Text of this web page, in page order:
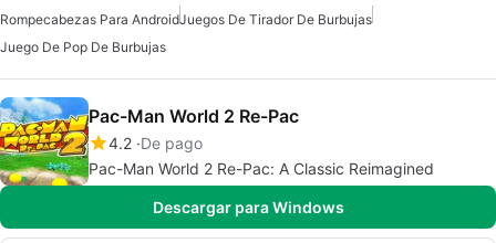
Rompecabezas Para AndroidJuegos De Tirador De Burbujas
Juego De Pop De Burbujas
Pac-Man World 2 Re-Pac
4.2 De pago
Pac-Man World 2 Re-Pac: A Classic Reimagined
Descargar para Windows